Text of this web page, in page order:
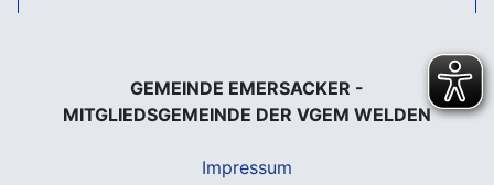
GEMEINDE EMERSACKER -
MITGLIEDSGEMEINDE DER VGEM WELDEN
Impressum